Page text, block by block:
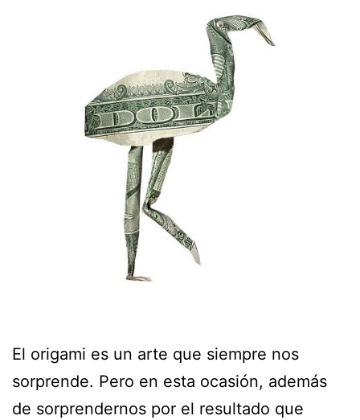
El origami es un arte que siempre nos
sorprende. Pero en esta ocasión, además
de sorprendernos por el resultado que